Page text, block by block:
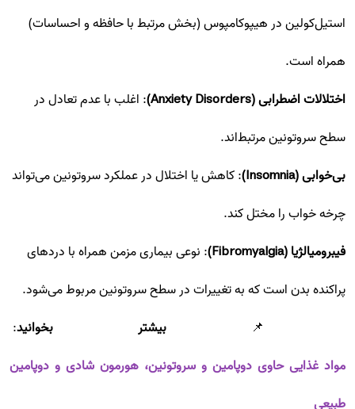
استیل‌کولین در هیپوکامپوس (بخش مرتبط با حافظه و احساسات)
همراه است.
اختلالات اضطرابی (Anxiety Disorders)
: اغلب با عدم تعادل در
سطح سروتونین مرتبط‌اند.
بی‌خوابی (Insomnia)
: کاهش یا اختلال در عملکرد سروتونین می‌تواند
چرخه خواب را مختل کند.
فیبرومیالژیا (Fibromyalgia)
: نوعی بیماری مزمن همراه با دردهای
پراکنده بدن است که به تغییرات در سطح سروتونین مربوط می‌شود.
📌 بیشتر بخوانید:
مواد غذایی حاوی دوپامین و سروتونین، هورمون شادی و دوپامین
طبیعی